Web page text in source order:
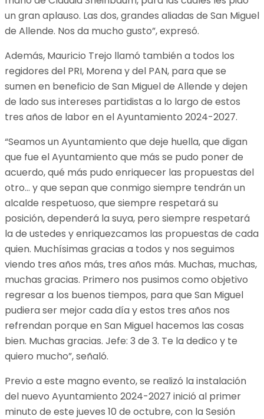
un gran aplauso. Las dos, grandes aliadas de San Miguel
de Allende. Nos da mucho gusto”, expresó.
Además, Mauricio Trejo llamó también a todos los
regidores del PRI, Morena y del PAN, para que se
sumen en beneficio de San Miguel de Allende y dejen
de lado sus intereses partidistas a lo largo de estos
tres años de labor en el Ayuntamiento 2024-2027.
“Seamos un Ayuntamiento que deje huella, que digan
que fue el Ayuntamiento que más se pudo poner de
acuerdo, qué más pudo enriquecer las propuestas del
otro… y que sepan que conmigo siempre tendrán un
alcalde respetuoso, que siempre respetará su
posición, dependerá la suya, pero siempre respetará
la de ustedes y enriquezcamos las propuestas de cada
quien. Muchísimas gracias a todos y nos seguimos
viendo tres años más, tres años más. Muchas, muchas,
muchas gracias. Primero nos pusimos como objetivo
regresar a los buenos tiempos, para que San Miguel
pudiera ser mejor cada día y estos tres años nos
refrendan porque en San Miguel hacemos las cosas
bien. Muchas gracias. Jefe: 3 de 3. Te la dedico y te
quiero mucho”, señaló.
Previo a este magno evento, se realizó la instalación
del nuevo Ayuntamiento 2024-2027 inició al primer
minuto de este jueves 10 de octubre, con la Sesión